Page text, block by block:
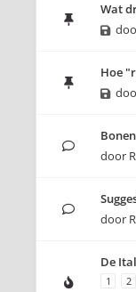
Wat
Hoe
door
door
De
1 2